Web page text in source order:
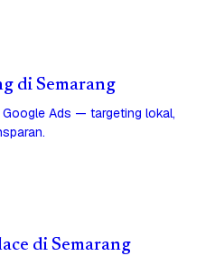
di Semarang
Ads — targeting lokal,
di Semarang